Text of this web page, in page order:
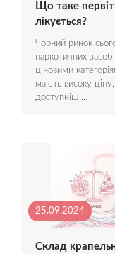
Що таке
лікується?
Чорний ринок
наркотичних
ціновими
мають високу ціну,
доступніші…
25.09.2024
Склад